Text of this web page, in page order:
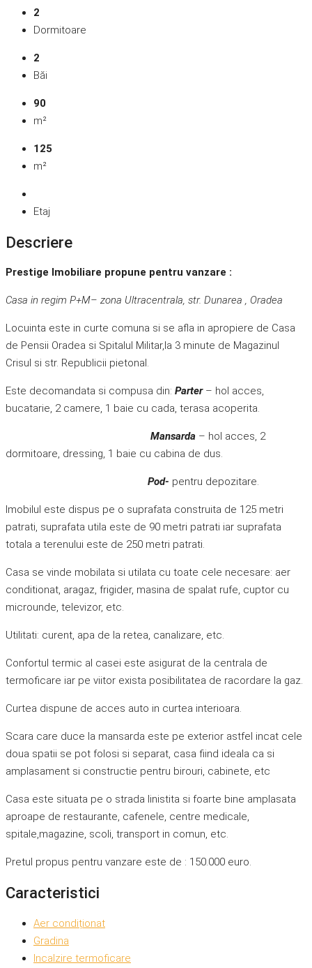
2
Dormitoare
2
Băi
90
m²
125
m²
Etaj
Descriere
Prestige Imobiliare propune pentru vanzare :
Casa in regim P+M– zona Ultracentrala, str. Dunarea , Oradea
Locuinta este in curte comuna si se afla in apropiere de Casa
de Pensii Oradea si Spitalul Militar,la 3 minute de Magazinul
Crisul si str. Republicii pietonal.
Este decomandata si compusa din: Parter – hol acces,
bucatarie, 2 camere, 1 baie cu cada, terasa acoperita.
Mansarda – hol acces, 2
dormitoare, dressing, 1 baie cu cabina de dus.
Pod- pentru depozitare.
Imobilul este dispus pe o suprafata construita de 125 metri
patrati, suprafata utila este de 90 metri patrati iar suprafata
totala a terenului este de 250 metri patrati.
Casa se vinde mobilata si utilata cu toate cele necesare: aer
conditionat, aragaz, frigider, masina de spalat rufe, cuptor cu
microunde, televizor, etc.
Utilitati: curent, apa de la retea, canalizare, etc.
Confortul termic al casei este asigurat de la centrala de
termoficare iar pe viitor exista posibilitatea de racordare la gaz.
Curtea dispune de acces auto in curtea interioara.
Scara care duce la mansarda este pe exterior astfel incat cele
doua spatii se pot folosi si separat, casa fiind ideala ca si
amplasament si constructie pentru birouri, cabinete, etc
Casa este situata pe o strada linistita si foarte bine amplasata
aproape de restaurante, cafenele, centre medicale,
spitale,magazine, scoli, transport in comun, etc.
Pretul propus pentru vanzare este de : 150.000 euro.
Caracteristici
Aer condiționat
Gradina
Incalzire termoficare